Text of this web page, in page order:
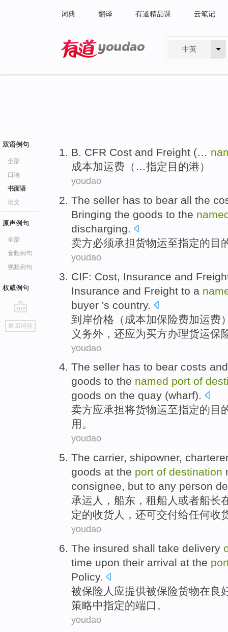
词典 翻译 有道精品课 云笔记
中英
双语例句
全部
口语
书面语
论文
原声例句
全部
音频例句
视频例句
权威例句
go
top
返回词典
B. CFR Cost and Freight (…
成本加运费 （…指定 目的港）
youdao
The seller has to bear all the
Bringing the goods to the
discharging.
卖方必须承担货物运至指定的目
youdao
CIF: Cost Insurance and
Insurance and Freight to a
buyer 's country.
到岸价格 （ 成本加保险费加运费
义务外，还应为买方办理货运保
youdao
The seller has to bear costs and
goods to the named port of
goods on the quay (wharf).
卖方应承担将货物运至指定的目
用 。
youdao
The carrier, shipowner,
goods at the port of destination
consignee, but to any person
承运人
， 船东 ， 租船人 或者船长
定的收货人 ， 还可交付给任何收
youdao
The insured shall take delivery
time upon their arrival at the
Policy.
被保险人应提供被保险货物在良
策略中指定的端口 。
youdao